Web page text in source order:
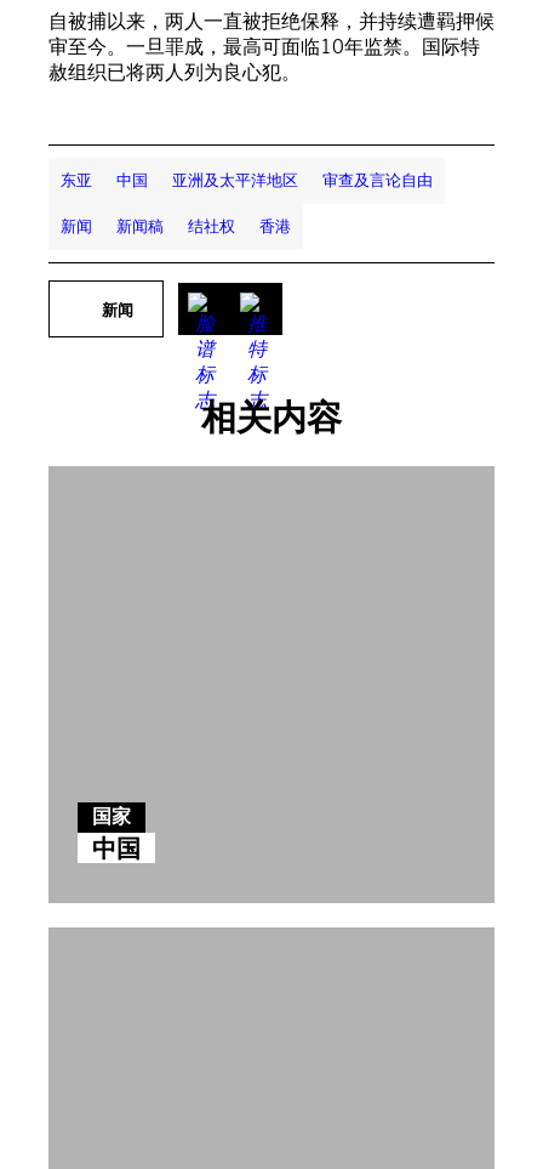
自被捕以来，两人一直被拒绝保释，并持续遭羁押候
审至今。一旦罪成，最高可面临10年监禁。国际特
赦组织已将两人列为良心犯。
东亚 中国 亚洲及太平洋地区 审查及言论自由
新闻 新闻稿 结社权 香港
新闻
相关内容
国家
中国